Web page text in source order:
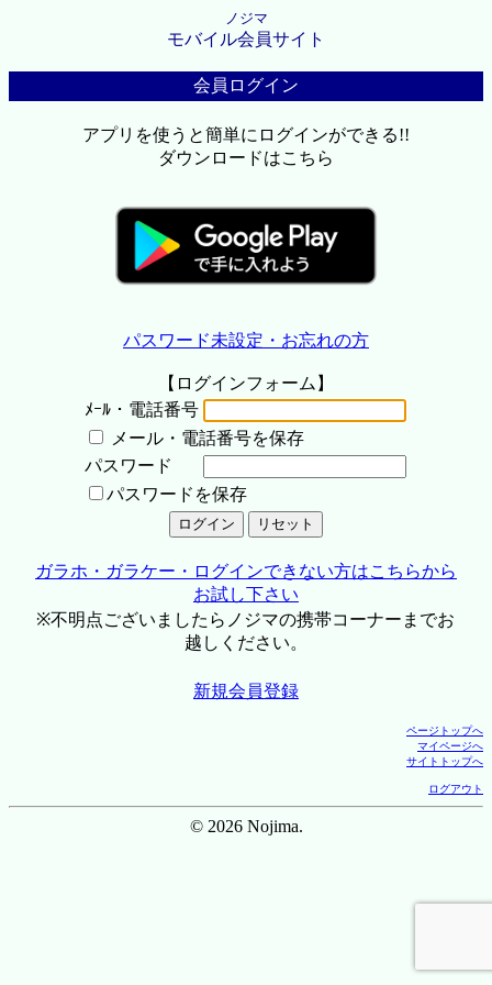
ノジマ
モバイル会員サイト
会員ログイン
アプリを使うと簡単にログインができる!!
ダウンロードはこちら
パスワード未設定・お忘れの方
【ログインフォーム】
ﾒｰﾙ・電話番号
メール・電話番号を保存
パスワード
パスワードを保存
ガラホ・ガラケー・ログインできない方はこちらから
お試し下さい
※不明点ございましたらノジマの携帯コーナーまでお
越しください。
新規会員登録
ページトップへ
マイページへ
サイトトップへ
ログアウト
© 2026 Nojima.